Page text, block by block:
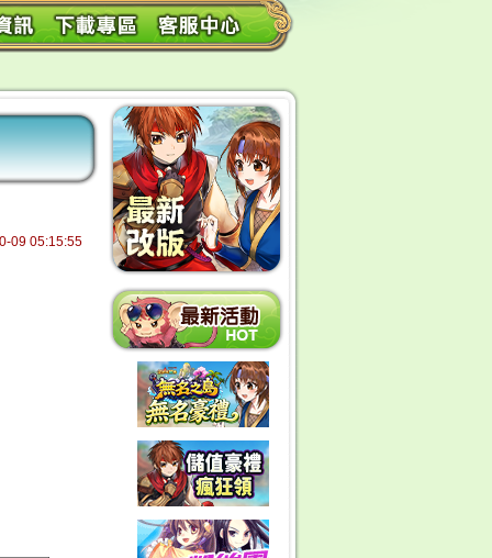
09 05:15:55